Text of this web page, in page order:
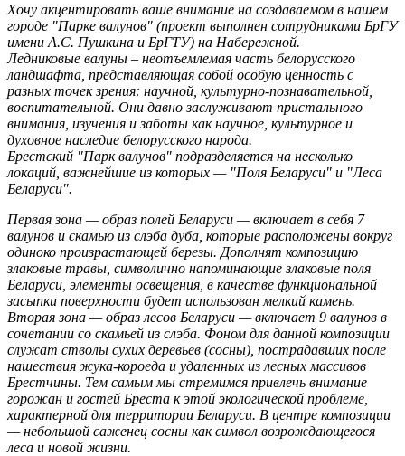
Хочу акцентировать ваше внимание на создаваемом в нашем
городе "Парке валунов" (проект выполнен сотрудниками БрГУ
имени А.С. Пушкина и БрГТУ) на Набережной.
Ледниковые валуны – неотъемлемая часть белорусского
ландшафта, представляющая собой особую ценность с
разных точек зрения: научной, культурно-познавательной,
воспитательной. Они давно заслуживают пристального
внимания, изучения и заботы как научное, культурное и
духовное наследие белорусского народа.
Брестский "Парк валунов" подразделяется на несколько
локаций, важнейшие из которых — "Поля Беларуси" и "Леса
Беларуси".
Первая зона — образ полей Беларуси — включает в себя 7
валунов и скамью из слэба дуба, которые расположены вокруг
одиноко произрастающей березы. Дополнят композицию
злаковые травы, символично напоминающие злаковые поля
Беларуси, элементы освещения, в качестве функциональной
засыпки поверхности будет использован мелкий камень.
Вторая зона — образ лесов Беларуси — включает 9 валунов в
сочетании со скамьей из слэба. Фоном для данной композиции
служат стволы сухих деревьев (сосны), пострадавших после
нашествия жука-короеда и удаленных из лесных массивов
Брестчины. Тем самым мы стремимся привлечь внимание
горожан и гостей Бреста к этой экологической проблеме,
характерной для территории Беларуси. В центре композиции
— небольшой саженец сосны как символ возрождающегося
леса и новой жизни.